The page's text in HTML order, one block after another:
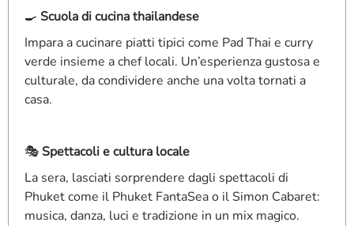
🍳 Scuola di cucina thailandese
Impara a cucinare piatti tipici come Pad Thai e curry
verde insieme a chef locali. Un’esperienza gustosa e
culturale, da condividere anche una volta tornati a
casa.
🎭 Spettacoli e cultura locale
La sera, lasciati sorprendere dagli spettacoli di
Phuket come il Phuket FantaSea o il Simon Cabaret:
musica, danza, luci e tradizione in un mix magico.